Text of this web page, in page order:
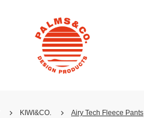
KIWI&CO. Airy Tech Fleece Pants